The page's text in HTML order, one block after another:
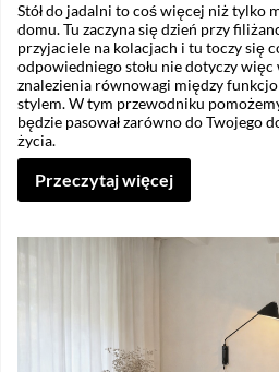
Stół do jadalni to coś więcej niż tylko
domu. Tu zaczyna się dzień przy
przyjaciele na kolacjach i tu toczy się
odpowiedniego stołu nie dotyczy więc
znalezienia równowagi między
stylem. W tym przewodniku
będzie pasował zarówno do Twojego
życia.
Przeczytaj więcej